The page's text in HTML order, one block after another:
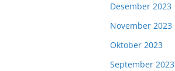
Desember 2023
November 2023
Oktober 2023
September 2023